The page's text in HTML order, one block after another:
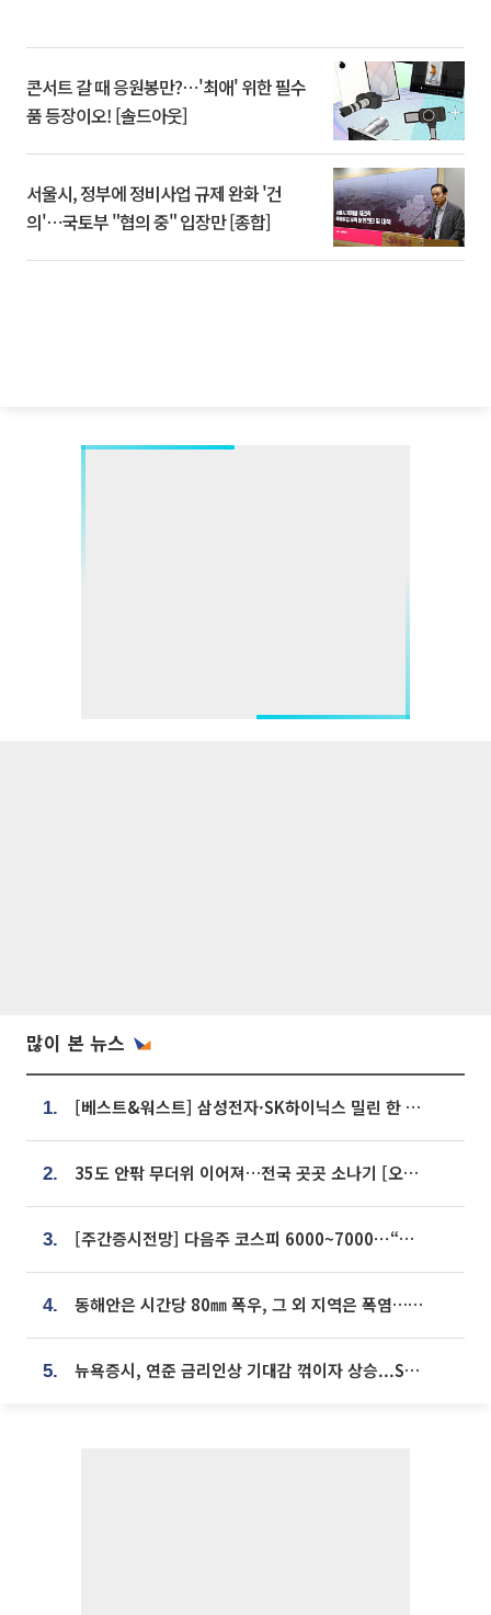
콘서트 갈 때 응원봉만?⋯'최애' 위한 필수
품 등장이오! [솔드아웃]
서울시, 정부에 정비사업 규제 완화 '건
의'⋯국토부 "협의 중" 입장만 [종합]
많이 본 뉴스
1. [베스트&워스트] 삼성전자·SK하이닉스 밀린 한 주…상상인증권은 85% 급등
2. 35도 안팎 무더위 이어져…전국 곳곳 소나기 [오늘 날씨]
3. [주간증시전망] 다음주 코스피 6000~7000⋯“外人 수급은 정책이 변수”
4. 동해안은 시간당 80㎜ 폭우, 그 외 지역은 폭염…‘극과 극 날씨’
5. 뉴욕증시, 연준 금리인상 기대감 꺾이자 상승...S&P500 사상 최고치 [종합]